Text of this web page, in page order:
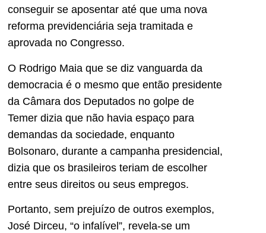
conseguir se aposentar até que uma nova
reforma previdenciária seja tramitada e
aprovada no Congresso.
O Rodrigo Maia que se diz vanguarda da
democracia é o mesmo que então presidente
da Câmara dos Deputados no golpe de
Temer dizia que não havia espaço para
demandas da sociedade, enquanto
Bolsonaro, durante a campanha presidencial,
dizia que os brasileiros teriam de escolher
entre seus direitos ou seus empregos.
Portanto, sem prejuízo de outros exemplos,
José Dirceu, “o infalível”, revela-se um